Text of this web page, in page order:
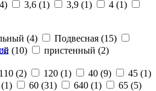
4) 3,6 (1) 3,9 (1) 4 (1)
(4) Подвесная (15)
(10) пристенный (2)
110 (2) 120 (1) 40 (9) 45 (1)
1) 60 (31) 640 (1) 65 (5)